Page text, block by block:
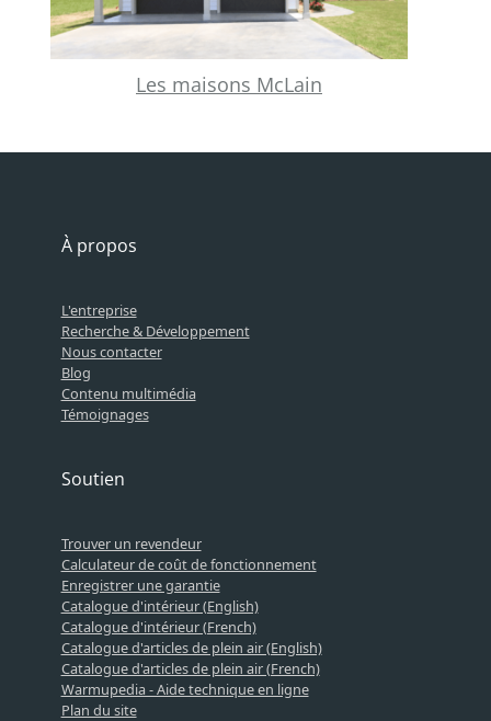
Les maisons McLain
À propos
L'entreprise
Recherche & Développement
Nous contacter
Blog
Contenu multimédia
Témoignages
Soutien
Trouver un revendeur
Calculateur de coût de fonctionnement
Enregistrer une garantie
Catalogue d'intérieur (English)
Catalogue d'intérieur (French)
Catalogue d'articles de plein air (English)
Catalogue d'articles de plein air (French)
Warmupedia - Aide technique en ligne
Plan du site